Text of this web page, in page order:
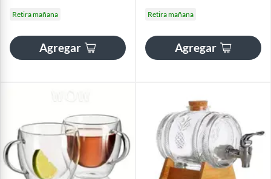
Retira mañana
Agregar
Retira mañana
Agregar